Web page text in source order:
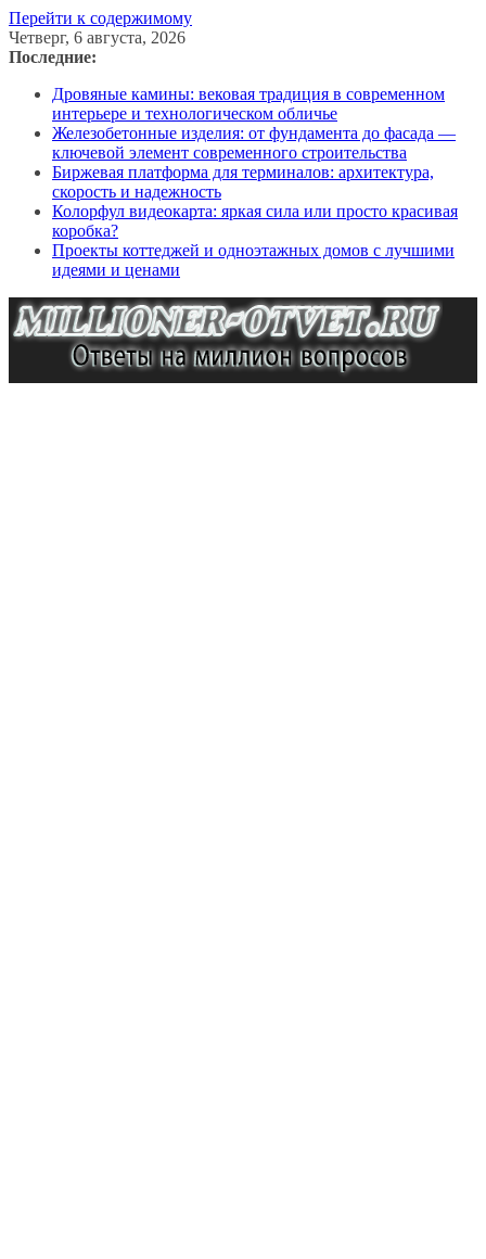
Перейти к содержимому
Четверг, 6 августа, 2026
Последние:
Дровяные камины: вековая традиция в современном
интерьере и технологическом обличье
Железобетонные изделия: от фундамента до фасада —
ключевой элемент современного строительства
Биржевая платформа для терминалов: архитектура,
скорость и надежность
Колорфул видеокарта: яркая сила или просто красивая
коробка?
Проекты коттеджей и одноэтажных домов с лучшими
идеями и ценами